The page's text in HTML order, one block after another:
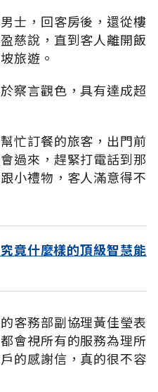
士，回客房後，還從樓
慈說，直到客人離開飯
旅遊。
察言觀色，具有達成超
忙訂餐的旅客，出門前
過來，趕緊打電話到那
小禮物，客人滿意得不
竟什麼樣的頂級智慧能
客務部副協理黃佳瑩表
會視所有的服務為理所
的感謝信，真的很不容